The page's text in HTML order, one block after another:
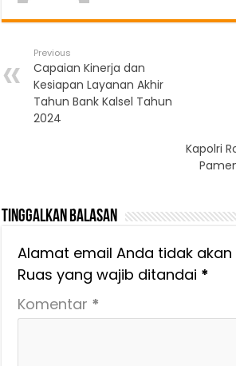
Previous
Capaian Kinerja dan
Kesiapan Layanan Akhir
Tahun Bank Kalsel Tahun
2024
Kapolri
Tinggalkan Balasan
Alamat email Anda tidak akan
Ruas yang wajib ditandai *
Komentar *